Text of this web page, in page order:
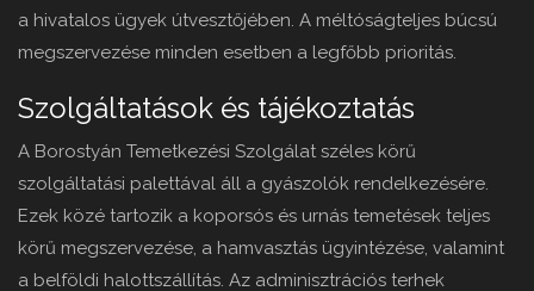
a hivatalos ügyek útvesztőjében. A méltóságteljes búcsú
megszervezése minden esetben a legfőbb prioritás.
Szolgáltatások és tájékoztatás
A Borostyán Temetkezési Szolgálat széles körű
szolgáltatási palettával áll a gyászolók rendelkezésére.
Ezek közé tartozik a koporsós és urnás temetések teljes
körű megszervezése, a hamvasztás ügyintézése, valamint
a belföldi halottszállítás. Az adminisztrációs terhek